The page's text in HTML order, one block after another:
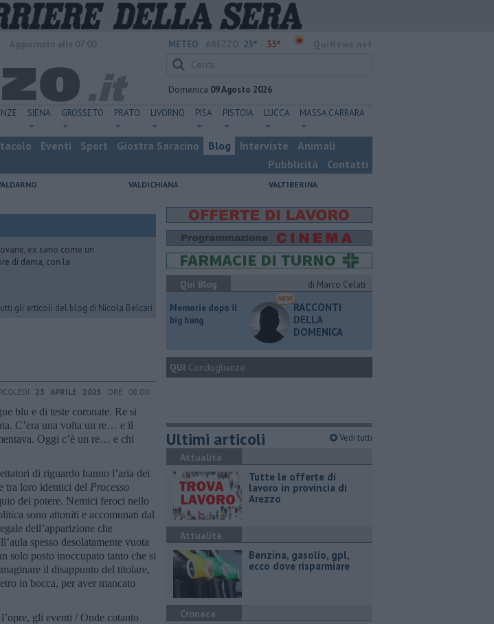
METEO: 23° 35°
Domenica 09 Agosto 2026
SIENA GROSSETO PRATO LIVORNO PISA PISTOIA LUCCA MASSA CARRARA
Eventi Sport Giostra Saracino Blog Interviste
Animali
Pubblicità
Contatti
VALDICHIANA VALTIBERINA
ex sano come un
di dama, con la
gli articoli del blog di Nicola Belcari
23 APRILE 2025 ORE 08:00
blu e di teste coronate. Re si
C’era una volta un re… e il
Oggi c’è un re… e chi
di riguardo hanno l’aria dei
tra loro identici del Processo
del potere. Nemici feroci nello
sono attoniti e accomunati dal
dell’apparizione che
spesso desolatamente vuota
solo posto inoccupato tanto che si
il disappunto del titolare,
in bocca, per aver mancato
gli eventi / Onde cotanto
Qui Blog
di Marco Celati
Memorie dopo il
big bang
RACCONTI
DELLA
DOMENICA
QUI Condoglianze
Ultimi articoli Vedi tutti
Attualità
​Tutte le offerte di
lavoro in provincia di
Arezzo
Attualità
​Benzina, gasolio, gpl,
ecco dove risparmiare
Cronaca